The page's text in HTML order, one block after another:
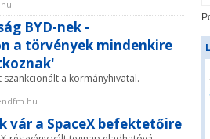
BYD-nek -
a törvények mindenkire
szankcionált a kormányhivatal.
vár a SpaceX befektetőire